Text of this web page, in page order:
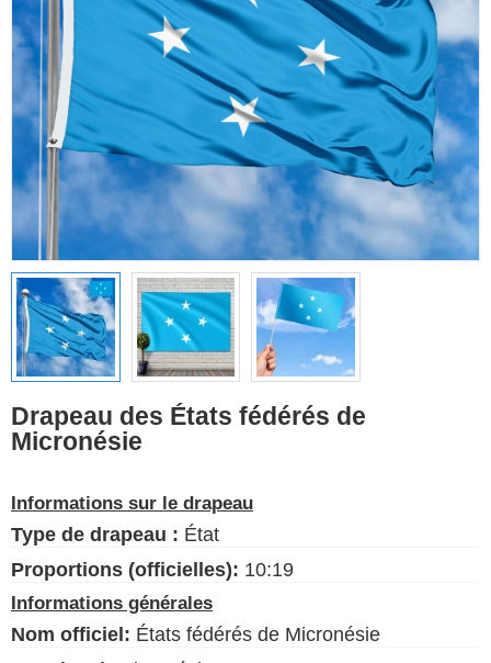
Drapeaux des
organisations
Drapeaux de la
communauté LGBT
Drapeaux historiques
Drapeaux ethniques
Drapeaux des États-
Unis (États)
Langue Français
À propos de nous
S'il vous plaît, aidez à soutenir
ce site en faisant un petit don
Drapeau des États fédérés de
Micronésie
Informations sur le drapeau
Type de drapeau : État
Proportions (officielles): 10:19
Informations générales
Nom officiel: États fédérés de Micronésie